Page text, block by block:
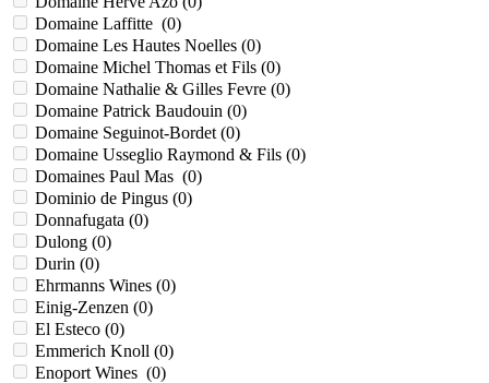
Domaine Laffitte (0)
Domaine Les Hautes Noelles (0)
Domaine Michel Thomas et Fils (0)
Domaine Nathalie & Gilles Fevre (0)
Domaine Patrick Baudouin (0)
Domaine Seguinot-Bordet (0)
Domaine Usseglio Raymond & Fils (0)
Domaines Paul Mas (0)
Dominio de Pingus (0)
Donnafugata (0)
Dulong (0)
Durin (0)
Ehrmanns Wines (0)
Einig-Zenzen (0)
El Esteco (0)
Emmerich Knoll (0)
Enoport Wines (0)